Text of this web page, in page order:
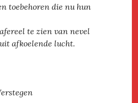
toebehoren die nu hun
te zien van nevel
afkoelende lucht.